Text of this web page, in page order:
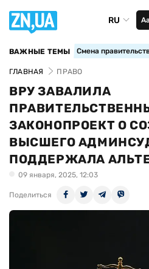
RU
ВАЖНЫЕ ТЕМЫ Смена
ГЛАВНАЯ ПРАВО
ВРУ ЗАВАЛИЛА
ЗАКОНОПРОЕКТ О
ВЫСШЕГО
ПОДДЕРЖАЛА
09 января, 2025, 12:03
Поделиться